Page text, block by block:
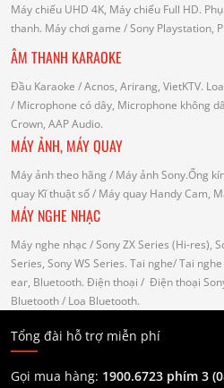
Máy chiếu UHD 4K, Máy chiếu Full HD.
thanh. Máy chơi game / Sony Playstation,
ÂM THANH KARAOKE
Đầu Karaoke / Acnos, Arirang, VietKTV.
/ Microphone có dây, Microphone không
Crown, AAP Audio.
MÁY ẢNH, MÁY QUAY
Máy ảnh theo hãng / Máy ảnh Sony.Ống
quay Kĩ thuật số/ Máy quay Handy Cam,
MÁY NGHE NHẠC
Máy nghe nhạc / Sony ZX Series (Hi-res),
Series, Sony WS Series. Tai nghe/ Tai
ear, Bluetooth. Điện thoại / Điện thoại
Bluetooth/ Loa Bluetooth.
Tổng đài hỗ trợ miễn phí
Gọi mua hàng: 1900.6723 phím 3